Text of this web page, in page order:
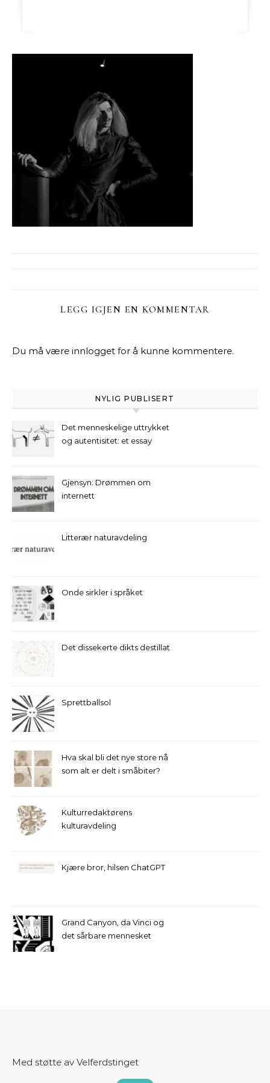
LEGG IGJEN EN KOMMENTAR
Du må være innlogget for å kunne kommentere.
NYLIG PUBLISERT
Det menneskelige uttrykket
og autentisitet: et essay
Gjensyn: Drømmen om
internett
Litterær naturavdeling
Onde sirkler i språket
Det dissekerte dikts destillat
Sprettballsol
Hva skal bli det nye store nå
som alt er delt i småbiter?
Kulturredaktørens
kulturavdeling
Kjære bror, hilsen ChatGPT
Grand Canyon, da Vinci og
det sårbare mennesket
Med støtte av Velferdstinget